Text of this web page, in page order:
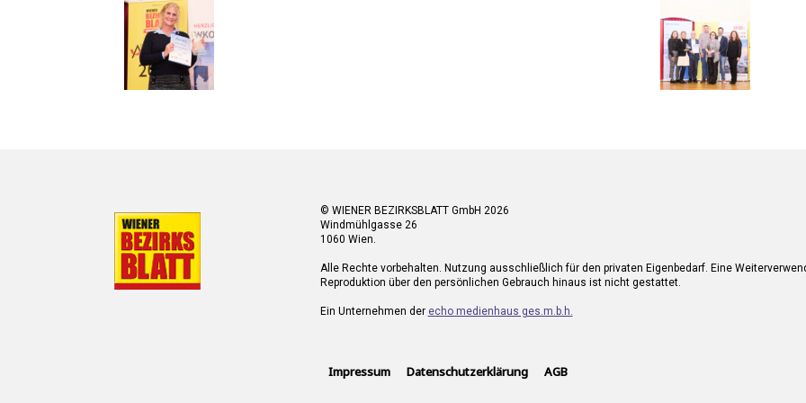
© WIENER BEZIRKSBLATT GmbH 2026
Windmühlgasse 26
1060 Wien.
Alle Rechte vorbehalten. Nutzung ausschließlich für den privaten Eigenbedarf. Eine
Reproduktion über den persönlichen Gebrauch hinaus ist nicht gestattet.
Ein Unternehmen der echo medienhaus ges.m.b.h.
Impressum Datenschutzerklärung AGB